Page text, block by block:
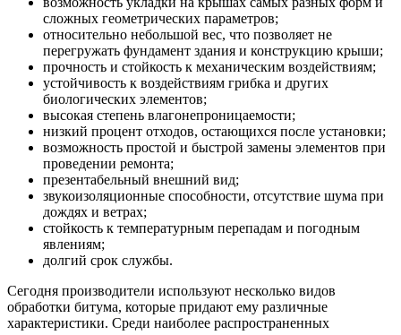
сложных геометрических параметров;
относительно небольшой вес, что позволяет не
перегружать фундамент здания и конструкцию крыши;
прочность и стойкость к механическим воздействиям;
устойчивость к воздействиям грибка и других
биологических элементов;
высокая степень влагонепроницаемости;
низкий процент отходов, остающихся после установки;
возможность простой и быстрой замены элементов при
проведении ремонта;
презентабельный внешний вид;
звукоизоляционные способности, отсутствие шума при
дождях и ветрах;
стойкость к температурным перепадам и погодным
явлениям;
долгий срок службы.
Сегодня производители используют несколько видов
обработки битума, которые придают ему различные
характеристики. Среди наиболее распространенных